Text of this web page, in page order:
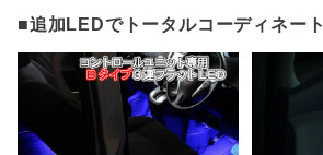
■追加LEDでトータルコーディネート